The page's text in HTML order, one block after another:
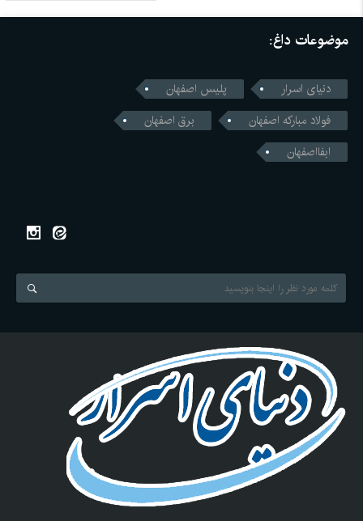
موضوعات داغ:
دنیای اسرار
پلیس اصفهان
فولاد مبارکه اصفهان
برق اصفهان
ابفااصفهان